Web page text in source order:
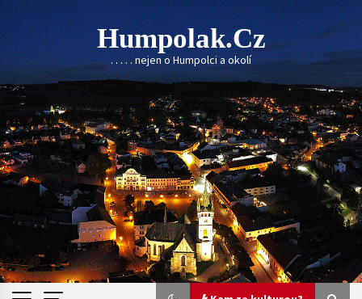
Skip
to
content
Humpolak.cz
. . . . . nejen o Humpolci a okolí